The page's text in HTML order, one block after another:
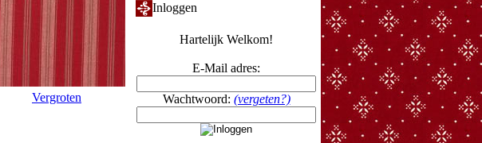
Vergroten
Inloggen
Hartelijk Welkom!
E-Mail adres:
Wachtwoord: (vergeten?)